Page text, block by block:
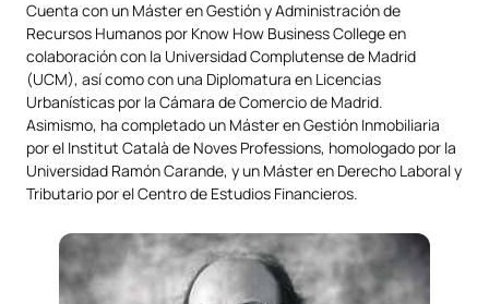
Cuenta con un Máster en Gestión y Administración de
Recursos Humanos por Know How Business College en
colaboración con la Universidad Complutense de Madrid
(UCM), así como con una Diplomatura en Licencias
Urbanísticas por la Cámara de Comercio de Madrid.
Asimismo, ha completado un Máster en Gestión Inmobiliaria
por el Institut Català de Noves Professions, homologado por la
Universidad Ramón Carande, y un Máster en Derecho Laboral y
Tributario por el Centro de Estudios Financieros.